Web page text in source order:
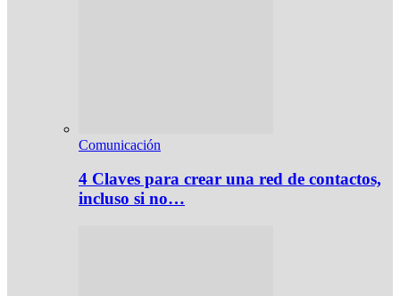
Comunicación
4 Claves para crear una red de contactos,
incluso si no…